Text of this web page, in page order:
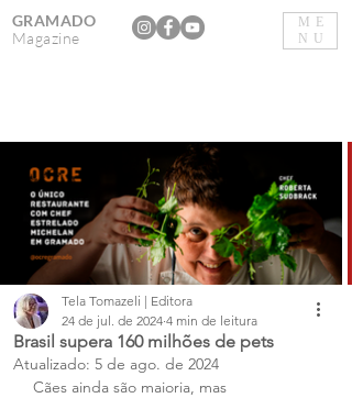
ME
NU
GRAMADO
Magazine
Brasil supera 160 milhões de pets
Tela Tomazeli | Editora
24 de jul. de 2024 4 min de leitura
Atualizado: 5 de ago. de 2024
Cães ainda são maioria, mas